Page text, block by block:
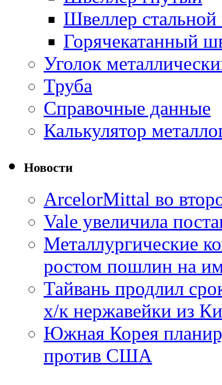
Швеллер стальной
Горячекатанный
Уголок
Труба
Справочные данные
Калькулятор
Новости
ArcelorMittal во
Vale увеличила
Металлургические
ростом пошлин на
Тайвань продлил
х/к нержавейки из
Южная Корея
против США